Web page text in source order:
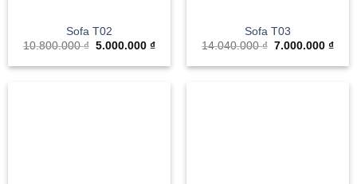
Sofa T02
10.800.000₫ Giá
là:
5.000.000 ₫Giá
tại
Sofa T03
14.040.000₫ Giá
là:
7.000.000₫Giá
tại